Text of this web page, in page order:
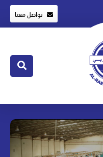
تواصل معنا